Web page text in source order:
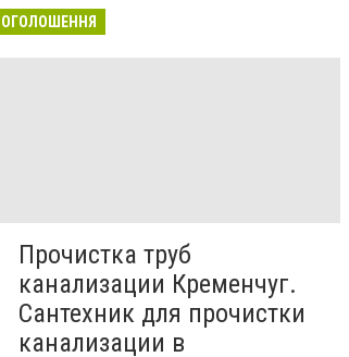
ОГОЛОШЕННЯ
Прочистка труб
канализации Кременчуг.
Сантехник для прочистки
канализации в